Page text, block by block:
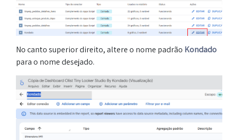
No canto superior direito, altere o nome padrão Kondado
para o nome desejado.